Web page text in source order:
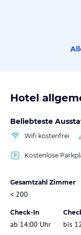
Hotel
Beliebteste
Wifi kostenfrei
Kostenlose
Gesamtzahl Zimmer
< 200
Check-In
ab 14:00 Uhr bis